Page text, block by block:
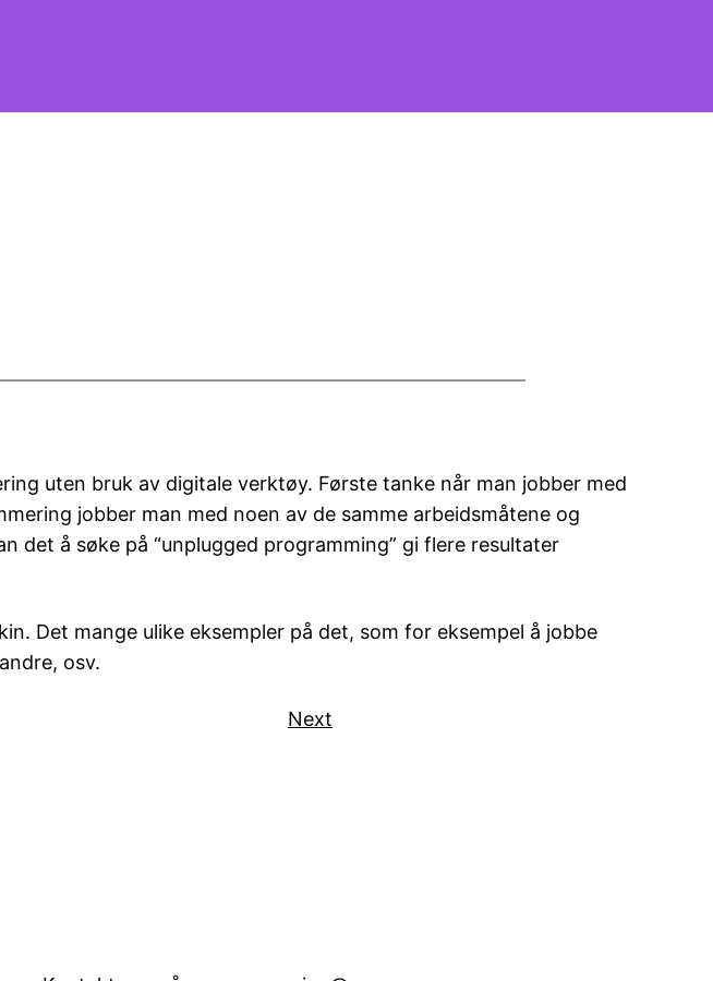
uten bruk av digitale verktøy. Første tanke når man jobber med
jobber man med noen av de samme arbeidsmåtene og
det å søke på “unplugged programming” gi flere resultater
Det mange ulike eksempler på det, som for eksempel å jobbe
osv.
Next